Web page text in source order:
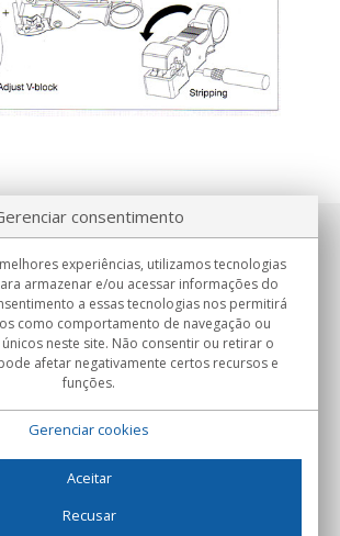
consentimento
experiências, utilizamos tecnologias
armazenar e/ou acessar informações do
a essas tecnologias nos permitirá
como comportamento de navegação ou
neste site. Não consentir ou retirar o
afetar negativamente certos recursos e
funções.
Gerenciar cookies
Aceitar
Recusar